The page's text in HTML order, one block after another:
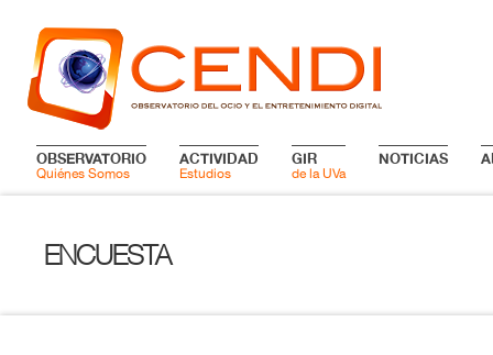
OBSERVATORIO
Quiénes Somos
ACTIVIDAD
Estudios
GIR
de la UVa
NOTICIAS
ENCUESTA